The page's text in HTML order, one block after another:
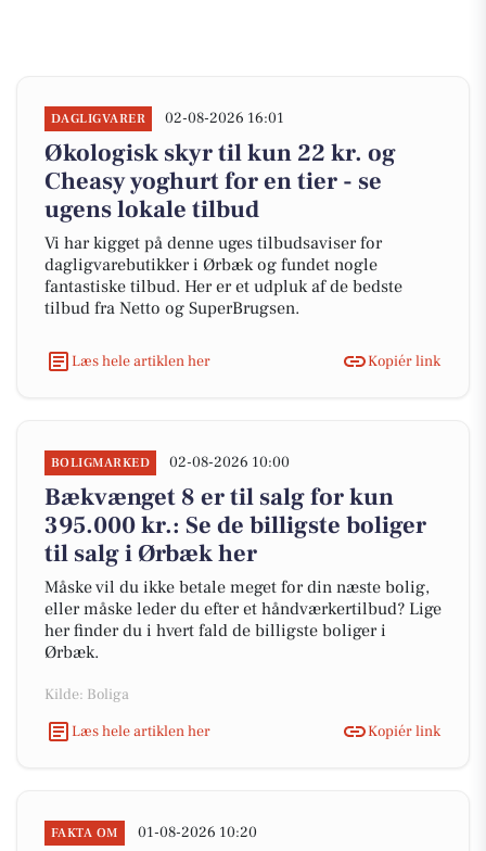
DAGLIGVARER 02-08-2026 16:01
Økologisk skyr til kun 22 kr. og
Cheasy yoghurt for en tier - se
ugens lokale tilbud
Vi har kigget på denne uges tilbudsaviser for
dagligvarebutikker i Ørbæk og fundet nogle
fantastiske tilbud. Her er et udpluk af de bedste
tilbud fra Netto og SuperBrugsen.
Læs hele artiklen her Kopiér link
BOLIGMARKED 02-08-2026 10:00
Bækvænget 8 er til salg for kun
395.000 kr.: Se de billigste boliger
til salg i Ørbæk her
Måske vil du ikke betale meget for din næste bolig,
eller måske leder du efter et håndværkertilbud? Lige
her finder du i hvert fald de billigste boliger i
Ørbæk.
Kilde: Boliga
Læs hele artiklen her
Kopiér link
FAKTA OM 01-08-2026 10:20